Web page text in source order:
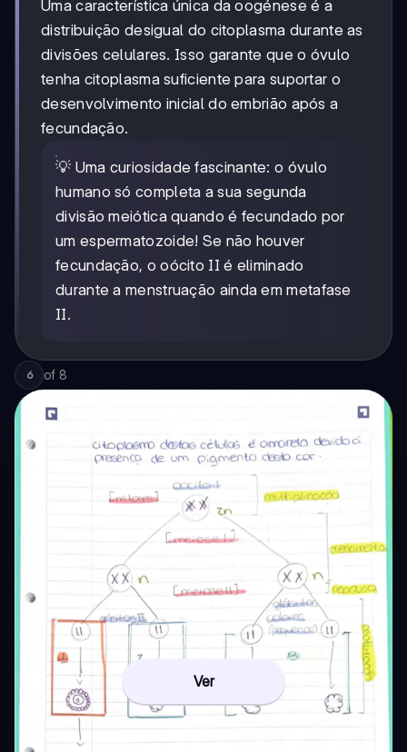
Uma característica única da oogénese é a
distribuição desigual do citoplasma durante as
divisões celulares. Isso garante que o óvulo
tenha citoplasma suficiente para suportar o
desenvolvimento inicial do embrião após a
fecundação.
💡 Uma curiosidade fascinante: o óvulo
humano só completa a sua segunda
divisão meiótica quando é fecundado por
um espermatozoide! Se não houver
fecundação, o oócito II é eliminado
durante a menstruação ainda em metafase
II.
6 of 8
Ver